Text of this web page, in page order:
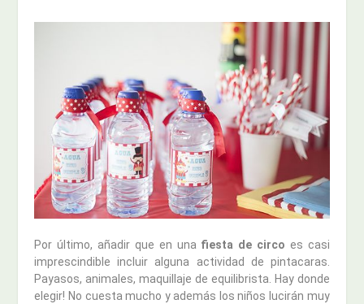
Por último, añadir que en una fiesta de circo es casi
imprescindible incluir alguna actividad de pintacaras.
Payasos, animales, maquillaje de equilibrista. Hay donde
elegir! No cuesta mucho y además los niños lucirán muy